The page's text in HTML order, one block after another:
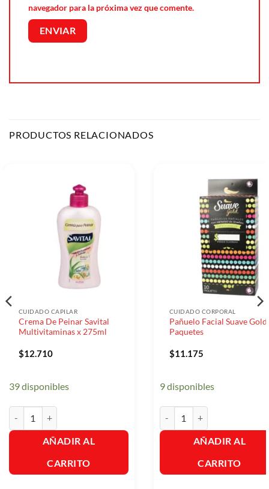
navegador para la próxima vez que comente.
PRODUCTOS RELACIONADOS
CUIDADO CAPILAR
Crema De Peinar Savital
Multivitaminas x 275ml
$12.710
39 disponibles
AÑADIR AL
CARRITO
CUIDADO CORPORAL
Pañuelo Facial Suave
Paquetes
$11.175
9 disponibles
AÑADIR AL
CARRITO